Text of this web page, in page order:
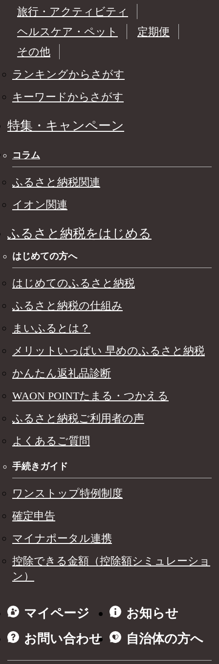
旅行・アクティビティ
ヘルスケア・ペット
定期便
その他
ランキングからさがす
キーワードからさがす
特集・キャンペーン
コラム
ふるさと納税関連
イオン関連
ふるさと納税をはじめる
はじめての方へ
はじめてのふるさと納税
ふるさと納税の仕組み
まいふるとは？
メリットいっぱい 早めのふるさと納税
かんたん返礼品診断
WAON POINTたまる・つかえる
ふるさと納税ご利用者の声
よくあるご質問
手続きガイド
ワンストップ特例制度
確定申告
マイナポータル連携
控除できる金額（控除額シミュレーショ
ン）
マイページ
お知らせ
お問い合わせ
自治体の方へ